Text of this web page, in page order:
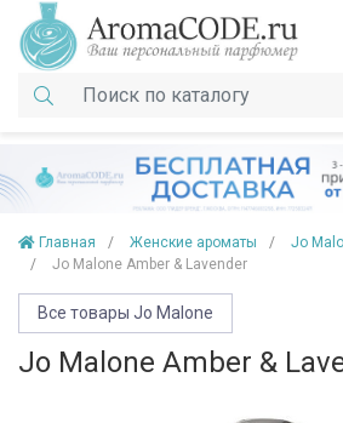
Главная Женские ароматы
Jo
Jo Malone Amber & Lavender
Все товары Jo Malone
Jo Malone Amber &